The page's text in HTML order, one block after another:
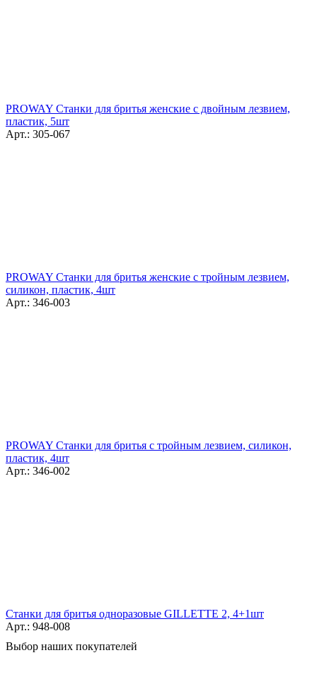
PROWAY Станки для бритья женские с двойным лезвием,
пластик, 5шт
Арт.: 305-067
PROWAY Станки для бритья женские с тройным лезвием,
силикон, пластик, 4шт
Арт.: 346-003
PROWAY Станки для бритья с тройным лезвием, силикон,
пластик, 4шт
Арт.: 346-002
Станки для бритья одноразовые GILLETTE 2, 4+1шт
Арт.: 948-008
Выбор наших покупателей